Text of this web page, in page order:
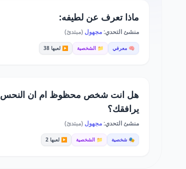
ماذا تعرف عن لطيفه:
منشئ التحدي:مجهول (مبتدئ)
🧠 معرفي 📁 الشخصية ▶️ لعبها 38
هل انت شخص محظوظ ام ان النحس
يرافقك؟
منشئ التحدي:مجهول (مبتدئ)
🎭 شخصية 📁 الشخصية ▶️ لعبها 2